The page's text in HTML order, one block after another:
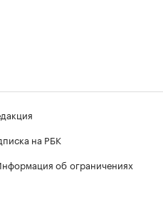
на РБК
об ограничениях